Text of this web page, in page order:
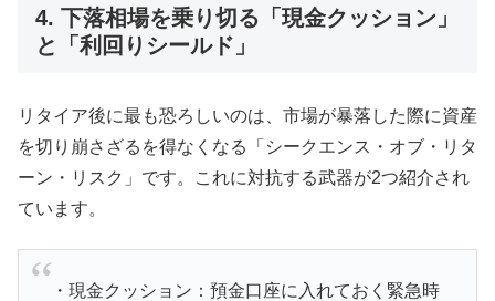
4. 下落相場を乗り切る「現金クッション」
と「利回りシールド」
リタイア後に最も恐ろしいのは、市場が暴落した際に資産
を切り崩さざるを得なくなる「シークエンス・オブ・リタ
ーン・リスク」です。これに対抗する武器が2つ紹介され
ています。
・現金クッション：預金口座に入れておく緊急時